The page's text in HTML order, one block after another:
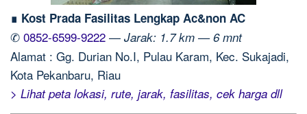
∎ Kost Prada Fasilitas Lengkap Ac&non AC
✆ 0852-6599-9222 — Jarak: 1.7 km — 6 mnt
Alamat : Gg. Durian No.I, Pulau Karam, Kec. Sukajadi,
Kota Pekanbaru, Riau
> Lihat peta lokasi, rute, jarak, fasilitas, cek harga dll